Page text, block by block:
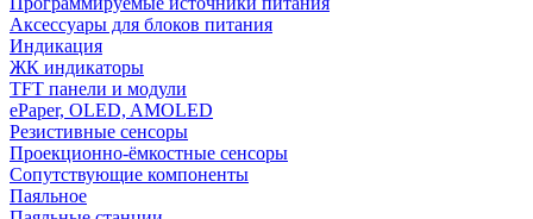
Аксессуары для блоков питания
Индикация
ЖК индикаторы
TFT панели и модули
ePaper, OLED, AMOLED
Резистивные сенсоры
Проекционно-ёмкостные сенсоры
Сопутствующие компоненты
Паяльное